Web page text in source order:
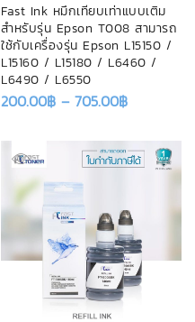
Fast Ink หมึกเทียบเท่าแบบเติม
สำหรับรุ่น Epson T008 สามารถ
ใช้กับเครื่องรุ่น Epson L15150 /
L15160 / L15180 / L6460 /
L6490 / L6550
200.00฿ – 705.00฿